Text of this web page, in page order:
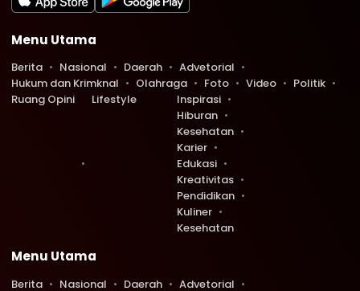
Menu Utama
Berita Nasional Daerah
Advetorial
Hukum dan Krimknal
Olahraga Foto Video
Politik
Ruang Opini
Lifestyle
Inspirasi
Hiburan
Kesehatan
Karier
Edukasi
Kreativitas
Pendidikan
Kuliner
Kesehatan
Menu Utama
Berita Nasional Daerah Advetorial